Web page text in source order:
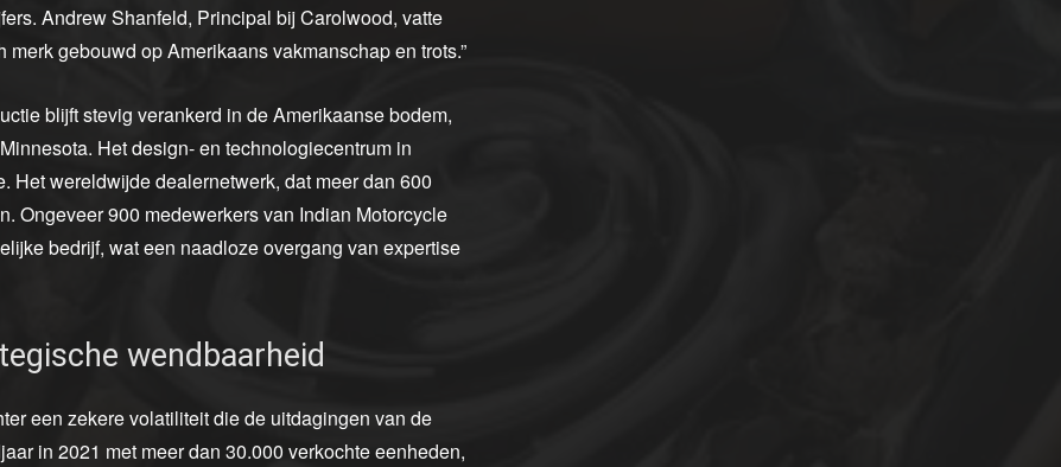
Andrew Shanfeld, Principal bij Carolwood, vatte
gebouwd op Amerikaans vakmanschap en trots.”
blijft stevig verankerd in de Amerikaanse bodem,
Het design- en technologiecentrum in
Het wereldwijde dealernetwerk, dat meer dan 600
Ongeveer 900 medewerkers van Indian Motorcycle
bedrijf, wat een naadloze overgang van expertise
wendbaarheid
een zekere volatiliteit die de uitdagingen van de
in 2021 met meer dan 30.000 verkochte eenheden,